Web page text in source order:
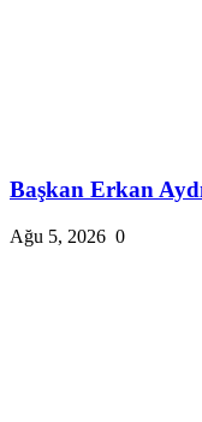
Başkan Erkan
Ağu 5, 2026 0